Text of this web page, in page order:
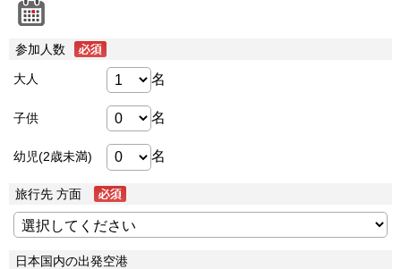
参加人数
大人 名
子供 名
幼児(2歳未満) 名
旅行先 方面
日本国内の出発空港